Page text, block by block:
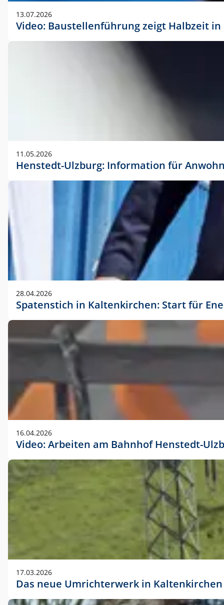
13.07.2026
Video: Baustellenführung zeigt Halbzeit
11.05.2026
Henstedt-Ulzburg: Information für
28.04.2026
Spatenstich in Kaltenkirchen: Start für
16.04.2026
Video: Arbeiten am Bahnhof Henstedt-
17.03.2026
Das neue Umrichterwerk in Kaltenkirchen